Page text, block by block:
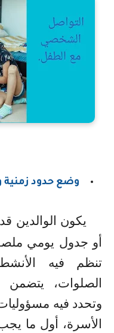
وضع حدود زمنية
يكون الوالدين
أو جدول يومي
تنظم فيه
الصلوات،
وتحدد فيه
الأسرة، أول ما